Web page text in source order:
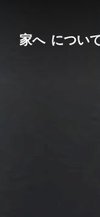
家へ につい